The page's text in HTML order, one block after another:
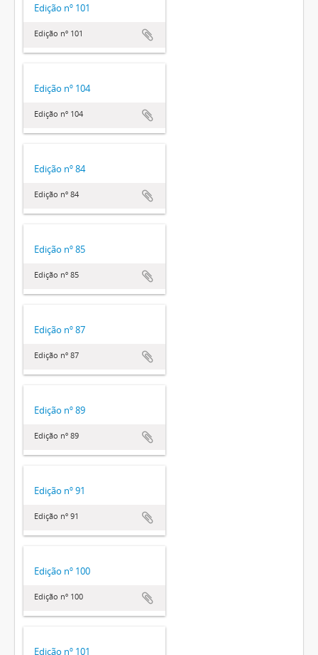
Edição nº 101
Edição nº 101
Edição nº 104
Edição nº 104
Edição nº 84
Edição nº 84
Edição nº 85
Edição nº 85
Edição nº 87
Edição nº 87
Edição nº 89
Edição nº 89
Edição nº 91
Edição nº 91
Edição nº 100
Edição nº 100
Edição nº 101